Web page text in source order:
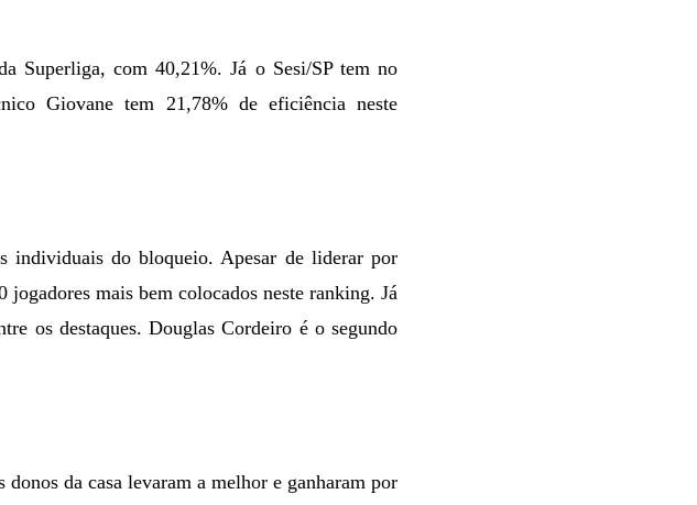
Superliga, com 40,21%. Já o Sesi/SP tem no
Giovane tem 21,78% de eficiência neste
individuais do bloqueio. Apesar de liderar por
jogadores mais bem colocados neste ranking. Já
os destaques. Douglas Cordeiro é o segundo
da casa levaram a melhor e ganharam por